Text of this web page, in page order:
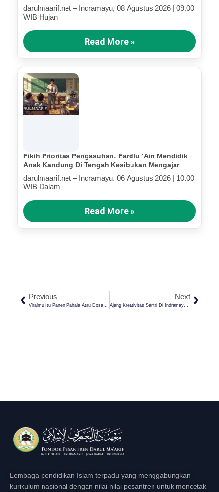
darulmaarif.net – Indramayu, 08 Agustus 2026 | 09.00
WIB Hujan
Read More »
Fikih Prioritas Pengasuhan: Fardlu ‘Ain Mendidik
Anak Kandung Di Tengah Kesibukan Mengajar
darulmaarif.net – Indramayu, 06 Agustus 2026 | 10.00
WIB Dalam
Read More »
Previous
Viralmu Itu Panen Pahala Atau Dosa? Yuk, Cek Di Sini!
Next
Ajang Kreativitas Santri Di Indramayu: Little Show Pondok Pesantren Darul Ma’arif 2025
Lembaga pendidikan Islam terpadu yang menggabungkan
kurikulum nasional dengan nilai-nilai pesantren untuk mencetak